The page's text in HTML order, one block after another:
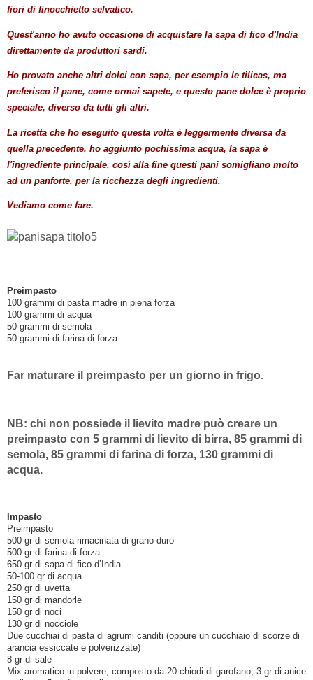
fiori di finocchietto selvatico.
Quest'anno ho avuto occasione di acquistare la sapa di fico d'India
direttamente da produttori sardi.
Ho provato anche altri dolci con sapa, per esempio le tilicas, ma
preferisco il pane, come ormai sapete, e questo pane dolce è proprio
speciale, diverso da tutti gli altri.
La ricetta che ho eseguito questa volta è leggermente diversa da
quella precedente, ho aggiunto pochissima acqua, la sapa è
l'ingrediente principale, così alla fine questi pani somigliano molto
ad un panforte, per la ricchezza degli ingredienti.
Vediamo come fare.
Preimpasto
100 grammi di pasta madre in piena forza
100 grammi di acqua
50 grammi di semola
50 grammi di farina di forza
Far maturare il preimpasto per un giorno in frigo.
NB: chi non possiede il lievito madre può creare un
preimpasto con 5 grammi di lievito di birra, 85 grammi di
semola, 85 grammi di farina di forza, 130 grammi di
acqua.
Impasto
Preimpasto
500 gr di semola rimacinata di grano duro
500 gr di farina di forza
650 gr di sapa di fico d’India
50-100 gr di acqua
250 gr di uvetta
150 gr di mandorle
150 gr di noci
130 gr di nocciole
Due cucchiai di pasta di agrumi canditi (oppure un cucchiaio di scorze di
arancia essiccate e polverizzate)
8 gr di sale
Mix aromatico in polvere, composto da 20 chiodi di garofano, 3 gr di anice